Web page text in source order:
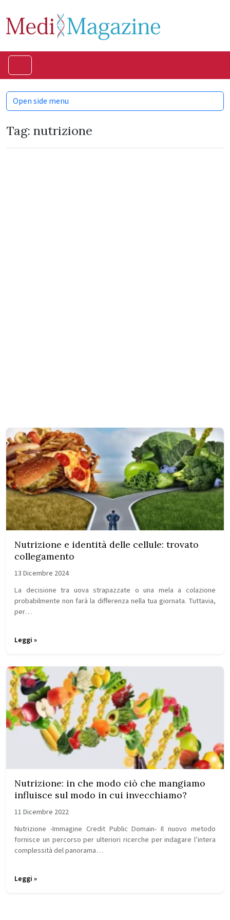
Tag: nutrizione
Nutrizione e identità delle cellule: trovato
collegamento
13 Dicembre 2024
La decisione tra uova strapazzate o una mela a colazione
probabilmente non farà la differenza nella tua giornata. Tuttavia,
per…
Leggi »
Nutrizione: in che modo ciò che mangiamo
influisce sul modo in cui invecchiamo?
11 Dicembre 2022
Nutrizione -Immagine Credit Public Domain- Il nuovo metodo
fornisce un percorso per ulteriori ricerche per indagare l’intera
complessità del panorama…
Leggi »
Open side menu